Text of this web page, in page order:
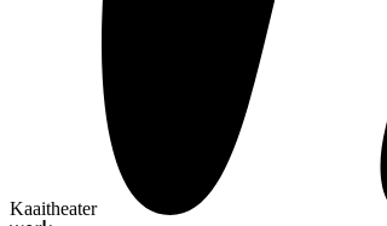
Kaaitheater